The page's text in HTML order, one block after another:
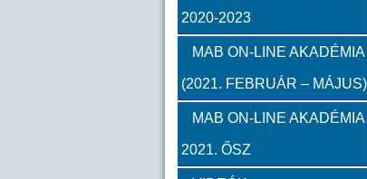
2012 2011
Közgyűlések
2020-2023
MAB ON-LINE AKADÉMIA
(2021. FEBRUÁR – MÁJUS)
MAB ON-LINE AKADÉMIA
2021. ŐSZ